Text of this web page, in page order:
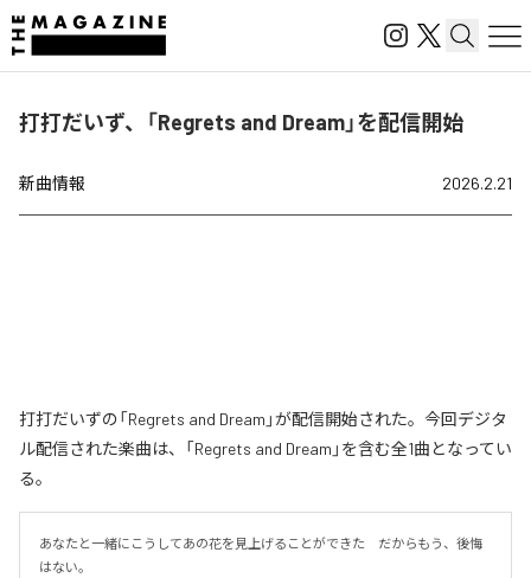
打打だいず、「Regrets and Dream」を配信開始
新曲情報 2026.2.21
打打だいずの「Regrets and Dream」が配信開始された。今回デジタ
ル配信された楽曲は、「Regrets and Dream」を含む全1曲となってい
る。
あなたと一緒にこうしてあの花を見上げることができた　だからもう、後悔
はない。